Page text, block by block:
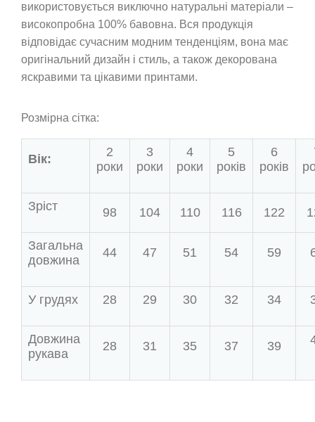
використовується виключно натуральні матеріали –
високопробна 100% бавовна. Вся продукція
відповідає сучасним модним тенденціям, вона має
оригінальний дизайн і стиль, а також декорована
яскравими та цікавими принтами.
Розмірна сітка:
Вік:
2
роки
3
роки
4
роки
5
років
6
років
Зріст 98 104 110 116 122
Загальна
довжина
44 47 51 54 59
У грудях 28 29 30 32 34
Довжина
рукава
28 31 35 37 39